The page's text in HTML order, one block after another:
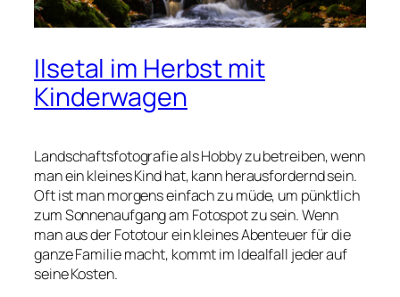
Ilsetal im Herbst mit
Kinderwagen
Landschaftsfotografie als Hobby zu betreiben, wenn
man ein kleines Kind hat, kann herausfordernd sein.
Oft ist man morgens einfach zu müde, um pünktlich
zum Sonnenaufgang am Fotospot zu sein. Wenn
man aus der Fototour ein kleines Abenteuer für die
ganze Familie macht, kommt im Idealfall jeder auf
seine Kosten.